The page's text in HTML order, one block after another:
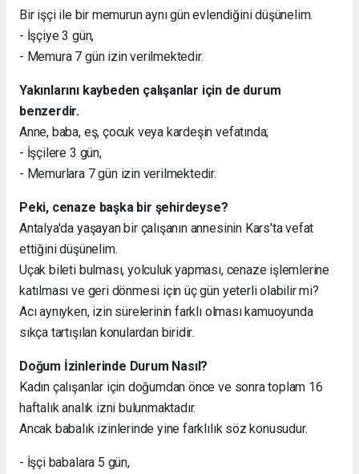
Bir işçi ile bir memurun aynı gün evlendiğini düşünelim.
- İşçiye 3 gün,
- Memura 7 gün izin verilmektedir.
Yakınlarını kaybeden çalışanlar için de durum
benzerdir.
Anne, baba, eş, çocuk veya kardeşin vefatında;
- İşçilere 3 gün,
- Memurlara 7 gün izin verilmektedir.
Peki, cenaze başka bir şehirdeyse?
Antalya'da yaşayan bir çalışanın annesinin Kars'ta vefat
ettiğini düşünelim.
Uçak bileti bulması, yolculuk yapması, cenaze işlemlerine
katılması ve geri dönmesi için üç gün yeterli olabilir mi?
Acı aynıyken, izin sürelerinin farklı olması kamuoyunda
sıkça tartışılan konulardan biridir.
Doğum İzinlerinde Durum Nasıl?
Kadın çalışanlar için doğumdan önce ve sonra toplam 16
haftalık analık izni bulunmaktadır.
Ancak babalık izinlerinde yine farklılık söz konusudur.
- İşçi babalara 5 gün,